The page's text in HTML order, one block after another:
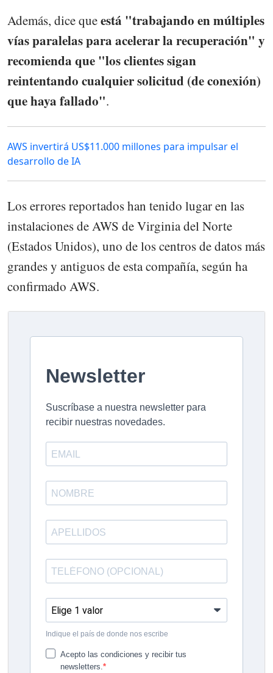
Además, dice queestá "trabajando en múltiples
vías paralelas para acelerar la recuperación" y
recomienda que "los clientes sigan
reintentando cualquier solicitud (de conexión)
que haya fallado".
AWS invertirá US$11.000 millones para impulsar el
desarrollo de IA
Los errores reportados han tenido lugar en las
instalaciones de AWS de Virginia del Norte
(Estados Unidos), uno de los centros de datos más
grandes y antiguos de esta compañía, según ha
confirmado AWS.